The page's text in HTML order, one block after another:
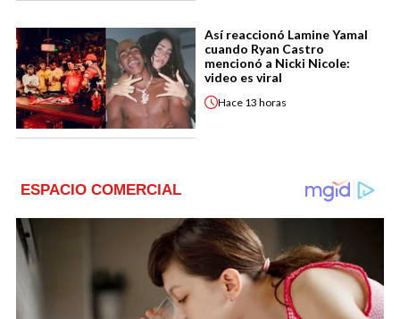
Así reaccionó Lamine Yamal
cuando Ryan Castro
mencionó a Nicki Nicole:
video es viral
Hace 13 horas